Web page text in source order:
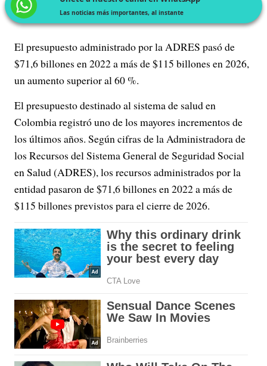
Las noticias más importantes, al instante
El presupuesto administrado por la ADRES pasó de
$71,6 billones en 2022 a más de $115 billones en 2026,
un aumento superior al 60 %.
El presupuesto destinado al sistema de salud en
Colombia registró uno de los mayores incrementos de
los últimos años. Según cifras de la Administradora de
los Recursos del Sistema General de Seguridad Social
en Salud (ADRES), los recursos administrados por la
entidad pasaron de $71,6 billones en 2022 a más de
$115 billones previstos para el cierre de 2026.